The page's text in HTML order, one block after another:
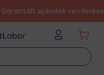
- Garantált ajándék